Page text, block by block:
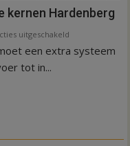
kernen Hardenberg
uitgeschakeld
Nieuw
Hardenberg
een extra systeem
tot in...